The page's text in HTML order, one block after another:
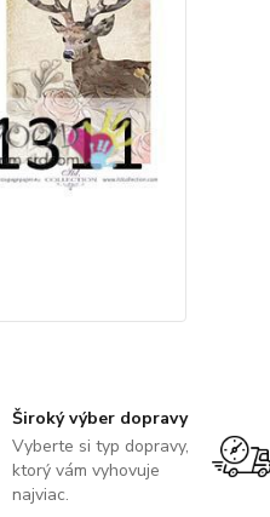
Široký výber dopravy
Vyberte si typ dopravy,
ktorý vám vyhovuje
najviac.